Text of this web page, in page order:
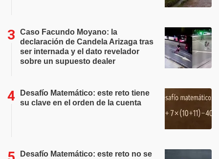
Caso Facundo Moyano: la
declaración de Candela Arizaga tras
ser internada y el dato revelador
sobre un supuesto dealer
Desafío Matemático: este reto tiene
su clave en el orden de la cuenta
Desafío Matemático: este reto no se